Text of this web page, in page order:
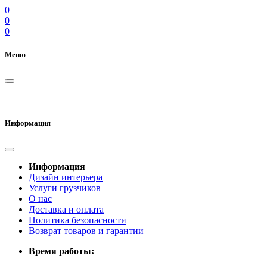
0
0
0
Меню
Информация
Информация
Дизайн интерьера
Услуги грузчиков
О нас
Доставка и оплата
Политика безопасности
Возврат товаров и гарантии
Время работы: